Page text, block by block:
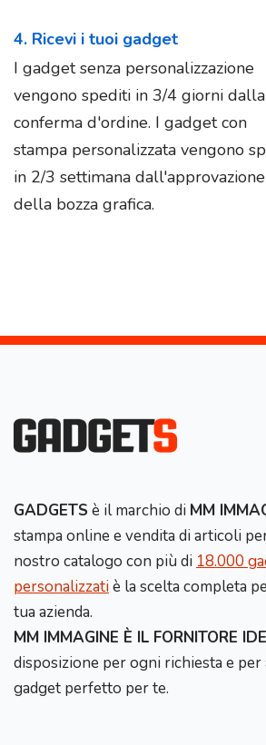
4. Ricevi i tuoi gadget
I gadget senza personalizzazione
vengono spediti in 3/4 giorni dalla
conferma d'ordine. I gadget con
stampa personalizzata vengono
in 2/3 settimana dall'approvazione
della bozza grafica.
GADGETS è il marchio di MM
stampa online e vendita di articoli
nostro catalogo con più di 18.000
personalizzatiè la scelta completa
tua azienda.
MM IMMAGINE È IL FORNITORE
disposizione per ogni richiesta e
gadget perfetto per te.